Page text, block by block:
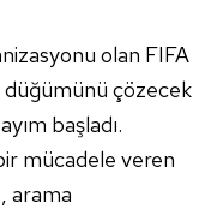
olan FIFA
düğümünü çözecek
başladı.
mücadele veren
arama